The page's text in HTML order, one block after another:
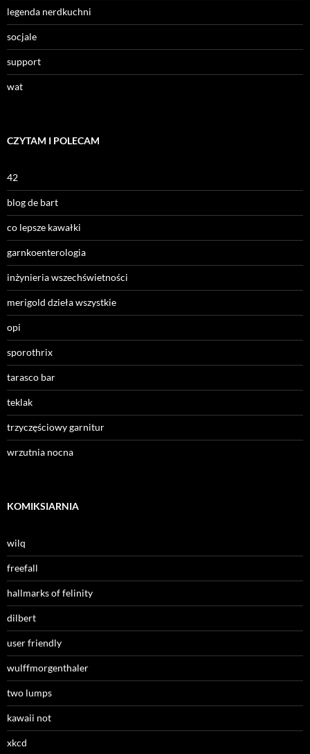
legenda nerdkuchni
socjale
support
wat
CZYTAM I POLECAM
42
blog de bart
co lepsze kawałki
garnkoenterologia
inżynieria wszechświetności
merigold dzieła wszystkie
opi
sporothrix
tarasco bar
teklak
trzyczęściowy garnitur
wrzutnia nocna
KOMIKSIARNIA
wilq
freefall
hallmarks of felinity
dilbert
user friendly
wulffmorgenthaler
two lumps
kawaii not
xkcd